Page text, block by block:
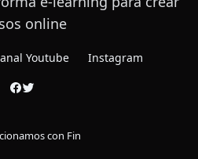
Youtube Instagram
con Fin